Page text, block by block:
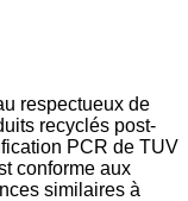
respectueux de
recyclés post-
PCR de TUV
conforme aux
similaires à